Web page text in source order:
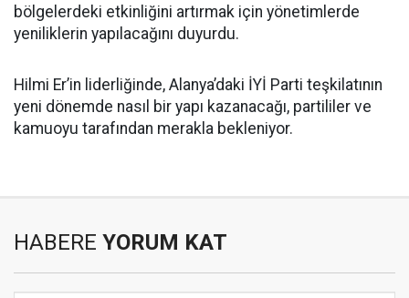
bölgelerdeki etkinliğini artırmak için yönetimlerde
yeniliklerin yapılacağını duyurdu.
Hilmi Er’in liderliğinde, Alanya’daki İYİ Parti teşkilatının
yeni dönemde nasıl bir yapı kazanacağı, partililer ve
kamuoyu tarafından merakla bekleniyor.
HABERE YORUM KAT